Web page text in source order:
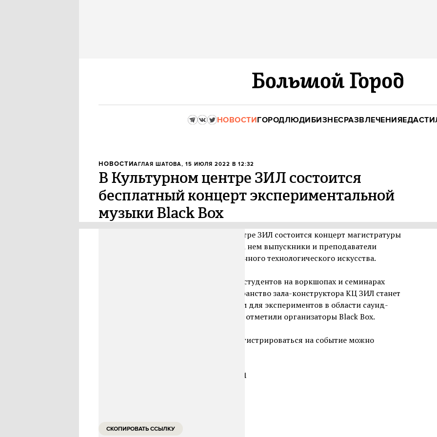
НОВОСТИГОРОДЛЮДИБИЗНЕСРАЗВЛЕЧЕНИЯЕДА
НОВОСТИАГЛАЯ ШАТОВА, 15 ИЮЛЯ 2022 В 12:32
В Культурном центре ЗИЛ состоится
бесплатный концерт экспериментальной
музыки Black Box
В пятницу, 15 июля, в Культурном центре ЗИЛ состоится концерт магистратуры
Школы дизайна НИУ ВШЭ Black Box. На нем выпускники и преподаватели
направления исследуют тему современного технологического искусства.
Концерт — итог коллективной работы студентов на воркшопах и семинарах
в течение последних двух лет. «Пространство зала-конструктора КЦ ЗИЛ станет
подобным „черным ящиком“ — местом для экспериментов в области саунд-
арта и экспериментальной музыки», — отметили организаторы Black Box.
Начало в 19:00. Вход бесплатный, зарегистрироваться на событие можно
Адрес: Москва, ул. Восточная, 4, корп. 1
СКОПИРОВАТЬ ССЫЛКУ